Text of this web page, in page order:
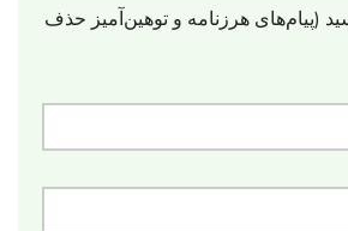
(پیام‌های هرزنامه‌ و توهین‌آمیز حذف